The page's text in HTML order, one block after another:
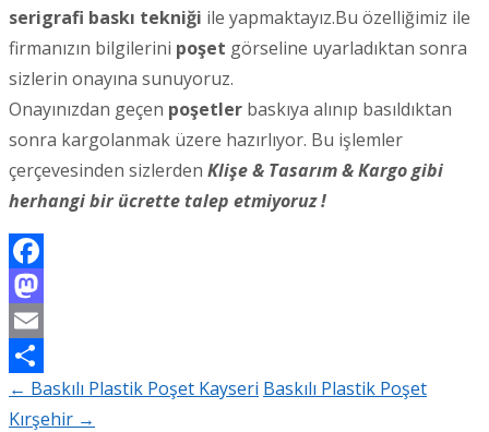
serigrafi baskı tekniği ile yapmaktayız.Bu özelliğimiz ile
firmanızın bilgilerini poşet görseline uyarladıktan sonra
sizlerin onayına sunuyoruz.
Onayınızdan geçen poşetler baskıya alınıp basıldıktan
sonra kargolanmak üzere hazırlıyor. Bu işlemler
çerçevesinden sizlerden Klişe & Tasarım & Kargo gibi
herhangi bir ücrette talep etmiyoruz !
Facebook
Mastodon
Email
Share
Post
← Baskılı Plastik Poşet Kayseri Baskılı Plastik Poşet
Kırşehir →